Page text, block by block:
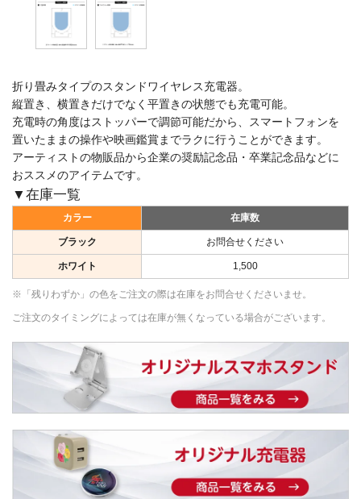
折り畳みタイプのスタンドワイヤレス充電器。
縦置き、横置きだけでなく平置きの状態でも充電可能。
充電時の角度はストッパーで調節可能だから、スマートフォンを
置いたままの操作や映画鑑賞までラクに行うことができます。
アーティストの物販品から企業の奨励記念品・卒業記念品などに
おススメのアイテムです。
▼在庫一覧
カラー 在庫数
ブラック お問合せください
ホワイト 1,500
※「残りわずか」の色をご注文の際は在庫をお問合せくださいませ。
ご注文のタイミングによっては在庫が無くなっている場合がございます。